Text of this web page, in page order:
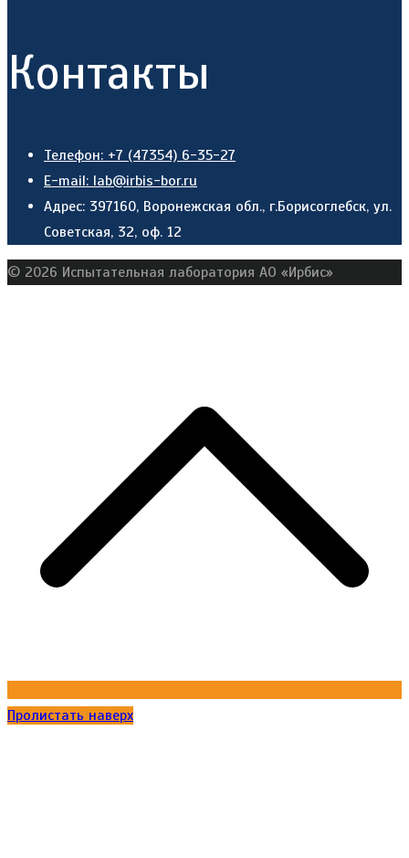
Контакты
Телефон: +7 (47354) 6-35-27
E-mail: lab@irbis-bor.ru
Адрес: 397160, Воронежская обл., г.Борисоглебск, ул.
Советская, 32, оф. 12
© 2026 Испытательная лаборатория АО «Ирбис»
Пролистать наверх